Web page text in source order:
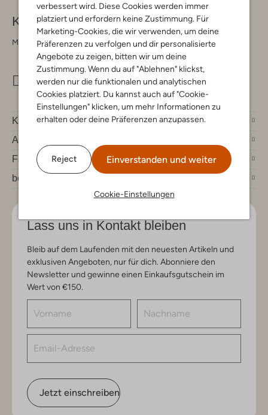
verbessert wird. Diese Cookies werden immer
platziert und erfordern keine Zustimmung. Für
Marketing-Cookies, die wir verwenden, um deine
Präferenzen zu verfolgen und dir personalisierte
Angebote zu zeigen, bitten wir um deine
Zustimmung. Wenn du auf "Ablehnen" klickst,
werden nur die funktionalen und analytischen
Cookies platziert. Du kannst auch auf "Cookie-
Einstellungen" klicken, um mehr Informationen zu
erhalten oder deine Präferenzen anzupassen.
Reject Einverstanden und weiter
Cookie-Einstellungen
Kontakt
Montag - Freitag 09:00 - 17:00 uur
info@omoda.de
Kundenservice
Account
Fashion News
bei Omoda
Lass uns in Kontakt bleiben
Bleib auf dem Laufenden mit den neuesten Artikeln und
exklusiven Angeboten, nur für dich. Abonniere den
Newsletter und gewinne einen Einkaufsgutschein im
Wert von €150.
Jetzt einschreiben